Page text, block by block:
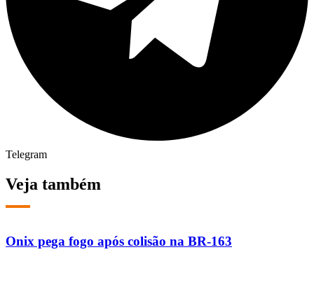
Telegram
Veja também
Onix pega fogo após colisão na BR-163